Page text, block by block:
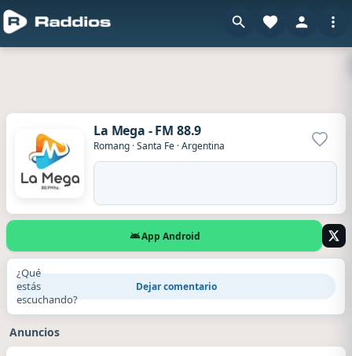
La Mega - FM 88.9
Romang ·Santa Fe ·Argentina
App Android
¿Qué
estás
escuchando?
Dejar comentario
Anuncios